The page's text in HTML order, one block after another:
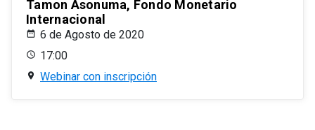
Tamon Asonuma, Fondo Monetario
Internacional
6 de Agosto de 2020
17:00
Webinar con inscripción